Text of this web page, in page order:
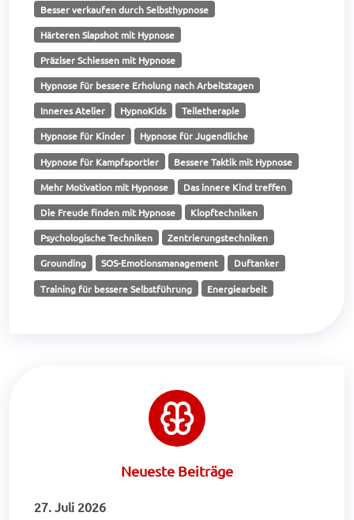
Besser verkaufen durch Selbsthypnose
Härteren Slapshot mit Hypnose
Präziser Schiessen mit Hypnose
Hypnose für bessere Erholung nach Arbeitstagen
Inneres Atelier HypnoKids Teiletherapie
Hypnose für Kinder Hypnose für Jugendliche
Hypnose für Kampfsportler Bessere Taktik mit Hypnose
Mehr Motivation mit Hypnose Das innere Kind treffen
Die Freude finden mit Hypnose Klopftechniken
Psychologische Techniken Zentrierungstechniken
Grounding SOS-Emotionsmanagement Duftanker
Training für bessere Selbstführung Energiearbeit
Neueste Beiträge
27. Juli 2026